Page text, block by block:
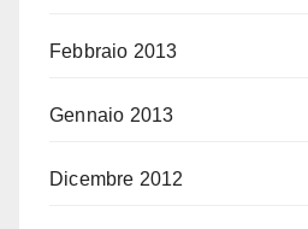
Febbraio 2013
Gennaio 2013
Dicembre 2012